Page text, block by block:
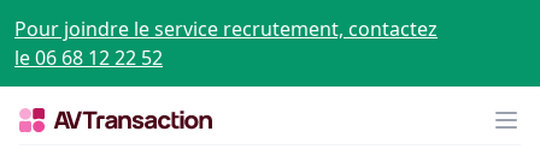
Pour joindre le service recrutement, contactez
le 06 68 12 22 52